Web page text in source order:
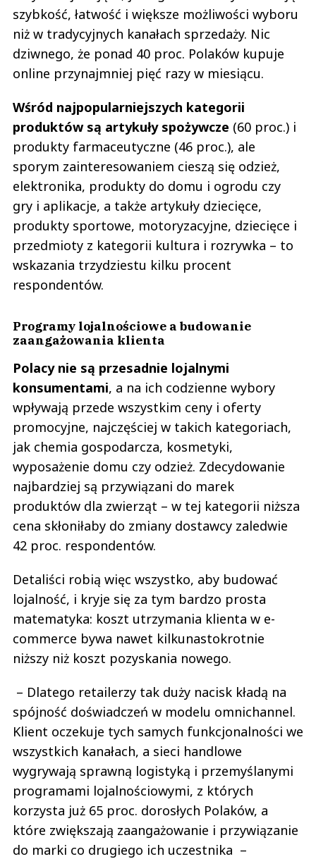
szybkość, łatwość i większe możliwości wyboru
niż w tradycyjnych kanałach sprzedaży. Nic
dziwnego, że ponad 40 proc. Polaków kupuje
online przynajmniej pięć razy w miesiącu.
Wśród najpopularniejszych kategorii
produktów są artykuły spożywcze (60 proc.) i
produkty farmaceutyczne (46 proc.), ale
sporym zainteresowaniem cieszą się odzież,
elektronika, produkty do domu i ogrodu czy
gry i aplikacje, a także artykuły dziecięce,
produkty sportowe, motoryzacyjne, dziecięce i
przedmioty z kategorii kultura i rozrywka – to
wskazania trzydziestu kilku procent
respondentów.
Programy lojalnościowe a budowanie
zaangażowania klienta
Polacy nie są przesadnie lojalnymi
konsumentami, a na ich codzienne wybory
wpływają przede wszystkim ceny i oferty
promocyjne, najczęściej w takich kategoriach,
jak chemia gospodarcza, kosmetyki,
wyposażenie domu czy odzież. Zdecydowanie
najbardziej są przywiązani do marek
produktów dla zwierząt – w tej kategorii niższa
cena skłoniłaby do zmiany dostawcy zaledwie
42 proc. respondentów.
Detaliści robią więc wszystko, aby budować
lojalność, i kryje się za tym bardzo prosta
matematyka: koszt utrzymania klienta w e-
commerce bywa nawet kilkunastokrotnie
niższy niż koszt pozyskania nowego.
– Dlatego retailerzy tak duży nacisk kładą na
spójność doświadczeń w modelu omnichannel.
Klient oczekuje tych samych funkcjonalności we
wszystkich kanałach, a sieci handlowe
wygrywają sprawną logistyką i przemyślanymi
programami lojalnościowymi, z których
korzysta już 65 proc. dorosłych Polaków, a
które zwiększają zaangażowanie i przywiązanie
do marki co drugiego ich uczestnika –